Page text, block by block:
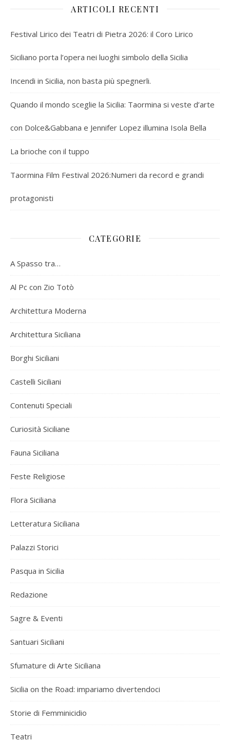
ARTICOLI RECENTI
Festival Lirico dei Teatri di Pietra 2026: il Coro Lirico
Siciliano porta l’opera nei luoghi simbolo della Sicilia
Incendi in Sicilia, non basta più spegnerli.
Quando il mondo sceglie la Sicilia: Taormina si veste d’arte
con Dolce&Gabbana e Jennifer Lopez illumina Isola Bella
La brioche con il tuppo
Taormina Film Festival 2026:Numeri da record e grandi
protagonisti
CATEGORIE
A Spasso tra…
Al Pc con Zio Totò
Architettura Moderna
Architettura Siciliana
Borghi Siciliani
Castelli Siciliani
Contenuti Speciali
Curiosità Siciliane
Fauna Siciliana
Feste Religiose
Flora Siciliana
Letteratura Siciliana
Palazzi Storici
Pasqua in Sicilia
Redazione
Sagre & Eventi
Santuari Siciliani
Sfumature di Arte Siciliana
Sicilia on the Road: impariamo divertendoci
Storie di Femminicidio
Teatri